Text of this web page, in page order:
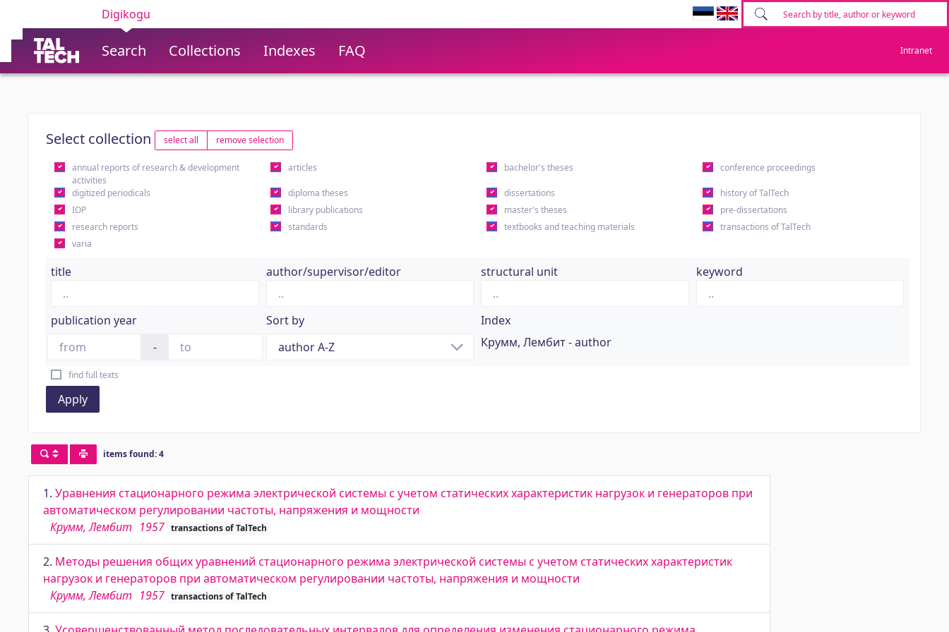
Digikogu
Search Collections Indexes FAQ Intranet
Select collection select all remove selection
annual reports of research & development
activities
articles bachelor's theses conference proceedings
digitized periodicals diploma theses dissertations
history of TalTech
IOP
library publications master's theses
pre-dissertations
research reports
standards textbooks and teaching materials
transactions of TalTech
varia
title author/supervisor/editor structural unit keyword
publication year
-
Sort by
Index
Крумм, Лембит - author
find full texts
Apply
items found: 4
1. Уравнения стационарного режима электрической системы с учетом статических характеристик нагрузок и генераторов при
автоматическом регулировании частоты, напряжения и мощности
Крумм, Лембит 1957 transactions of TalTech
2. Методы решения общих уравнений стационарного режима электрической системы с учетом статических характеристик
нагрузок и генераторов при автоматическом регулировании частоты, напряжения и мощности
Крумм, Лембит 1957 transactions of TalTech